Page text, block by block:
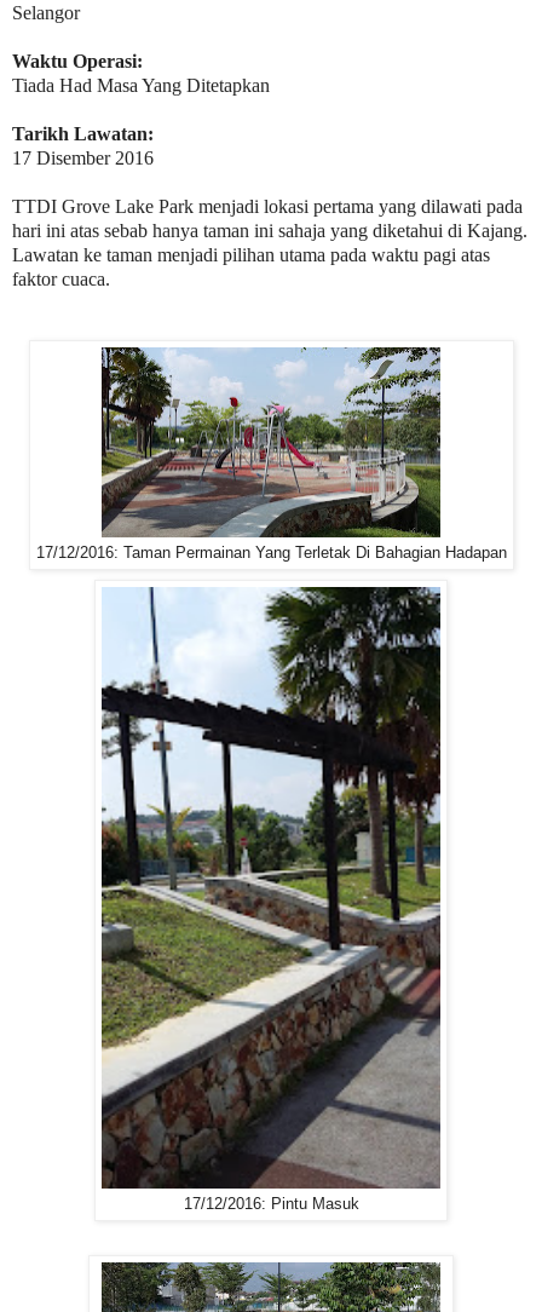
Selangor
Waktu Operasi:
Tiada Had Masa Yang Ditetapkan
Tarikh Lawatan:
17 Disember 2016
TTDI Grove Lake Park menjadi lokasi pertama yang dilawati pada
hari ini atas sebab hanya taman ini sahaja yang diketahui di Kajang.
Lawatan ke taman menjadi pilihan utama pada waktu pagi atas
faktor cuaca.
17/12/2016: Taman Permainan Yang Terletak Di Bahagian Hadapan
17/12/2016: Pintu Masuk